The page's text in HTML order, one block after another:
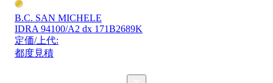
B.C. SAN MICHELE
IDRA 94100/A2 dx 171B2689K
定価/上代:
都度見積